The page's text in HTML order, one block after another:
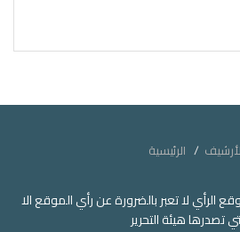
الرئيسية
الرأي لا تعبر بالضرورة عن رأي الموقع الا
تصدرها هيئة التحرير